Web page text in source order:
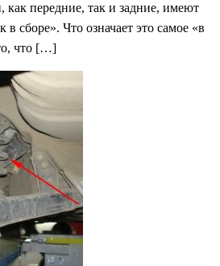
передние, так и задние, имеют
сборе». Что означает это самое «в
что […]